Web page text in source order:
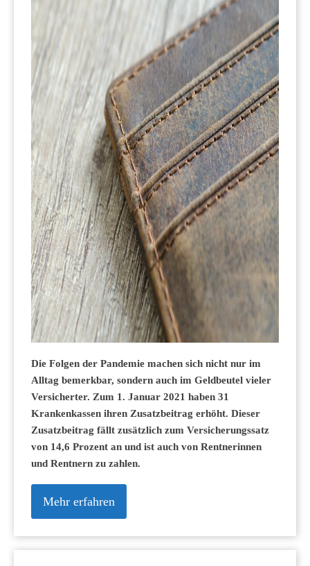
Die Folgen der Pandemie machen sich nicht nur im
Alltag bemerkbar, sondern auch im Geldbeutel vieler
Versicherter. Zum 1. Januar 2021 haben 31
Krankenkassen ihren Zusatzbeitrag erhöht. Dieser
Zusatzbeitrag fällt zusätzlich zum Versicherungssatz
von 14,6 Prozent an und ist auch von Rentnerinnen
und Rentnern zu zahlen.
Mehr erfahren